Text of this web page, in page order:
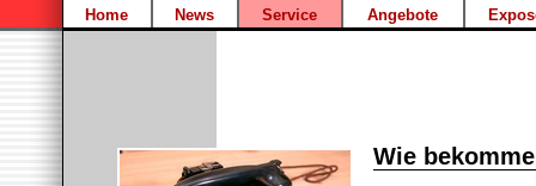
Home News Service Angebote
Wie